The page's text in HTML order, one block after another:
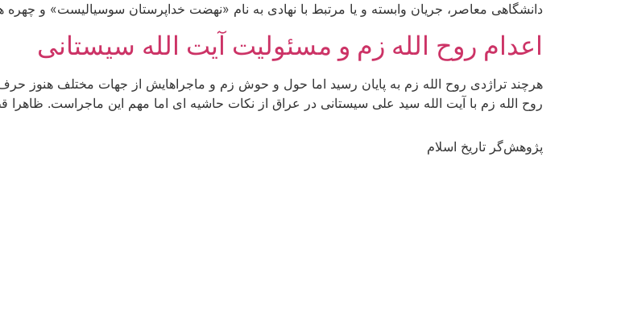
دانشگاهی معاصر، جریان وابسته و یا مرتبط با نهادی به نام «نهضت خداپرستان سوسیالیست» و
اعدام روح الله زم و مسئولیت آیت الله سیستانی
هرچند تراژدی روح الله زم به پایان رسید اما حول و حوش زم و ماجراهایش از جهات مختلف هنوز
روح الله زم با آیت الله سید علی سیستانی در عراق از نکات حاشیه ای اما مهم این ماجراست.
پژوهش‌گر تاریخ اسلام